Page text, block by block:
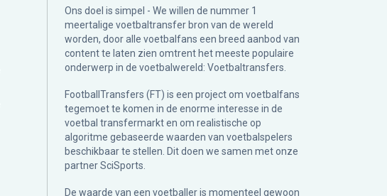
Ons doel is simpel - We willen de nummer 1
meertalige voetbaltransfer bron van de wereld
worden, door alle voetbalfans een breed aanbod van
content te laten zien omtrent het meeste populaire
onderwerp in de voetbalwereld: Voetbaltransfers.
FootballTransfers (FT) is een project om voetbalfans
tegemoet te komen in de enorme interesse in de
voetbal transfermarkt en om realistische op
algoritme gebaseerde waarden van voetbalspelers
beschikbaar te stellen. Dit doen we samen met onze
partnerSciSports
De waarde van een voetballer is momenteel gewoon